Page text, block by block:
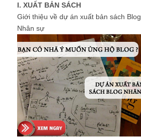
I. XUẤT BẢN SÁCH
Giới thiệu về dự án xuất bản sách Blog
Nhân sự